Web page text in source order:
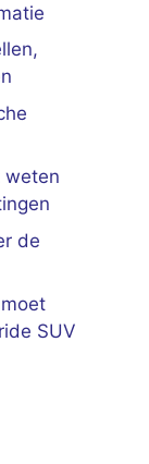
weten
de
SUV